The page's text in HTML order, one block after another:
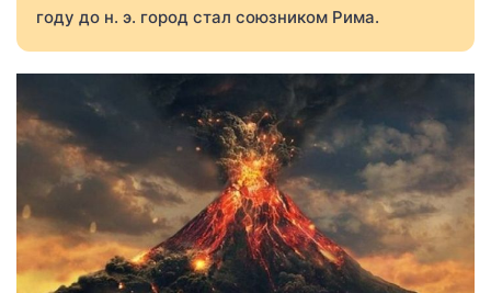
году до н. э. город стал союзником Рима.